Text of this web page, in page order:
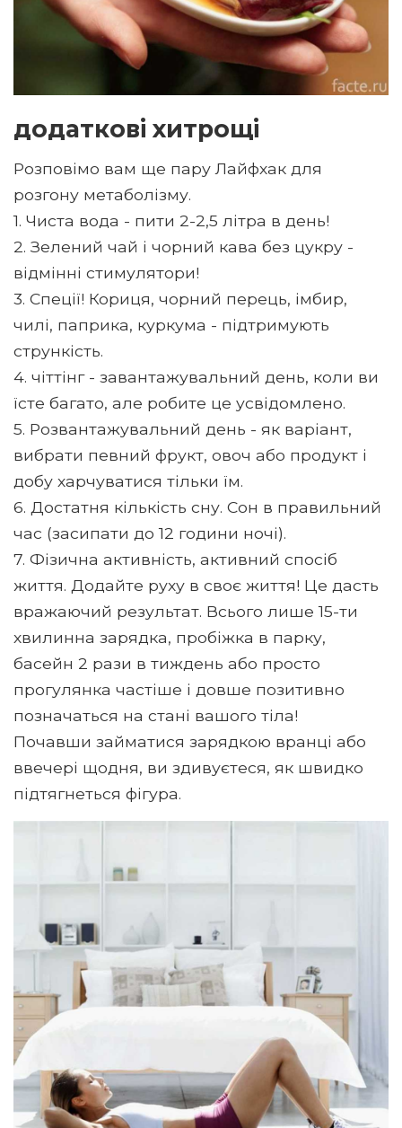
додаткові хитрощі
Розповімо вам ще пару Лайфхак для
розгону метаболізму.
1. Чиста вода - пити 2-2,5 літра в день!
2. Зелений чай і чорний кава без цукру -
відмінні стимулятори!
3. Спеції! Кориця, чорний перець, імбир,
чилі, паприка, куркума - підтримують
стрункість.
4. чіттінг - завантажувальний день, коли ви
їсте багато, але робите це усвідомлено.
5. Розвантажувальний день - як варіант,
вибрати певний фрукт, овоч або продукт і
добу харчуватися тільки їм.
6. Достатня кількість сну. Сон в правильний
час (засипати до 12 години ночі).
7. Фізична активність, активний спосіб
життя. Додайте руху в своє життя! Це дасть
вражаючий результат. Всього лише 15-ти
хвилинна зарядка, пробіжка в парку,
басейн 2 рази в тиждень або просто
прогулянка частіше і довше позитивно
позначаться на стані вашого тіла!
Почавши займатися зарядкою вранці або
ввечері щодня, ви здивуєтеся, як швидко
підтягнеться фігура.